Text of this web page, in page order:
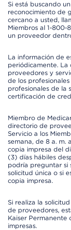
Si está buscando
reconocimiento de
cercano a usted,
Miembros al 1-
un proveedor
La información de
periódicamente. La
proveedores y
de los
profesionales de la
certificación de
Miembro de
directorio de
Servicio a los
semana, de 8 a. m.
copia impresa del
(3) días hábiles
podría preguntar si
solicitud única o si
copia impresa.
Si realiza la
de proveedores,
Kaiser Permanente
impresas.